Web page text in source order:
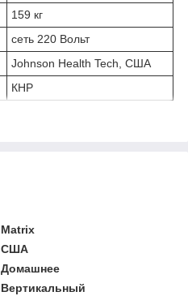
159 кг
сеть 220 Вольт
Johnson Health Tech, США
КНР
Matrix
США
Домашнее
Вертикальный